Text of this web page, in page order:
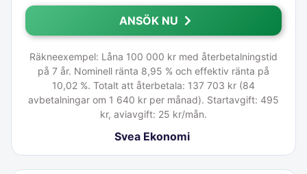
ANSÖK NU
Räkneexempel: Låna 100 000 kr med återbetalningstid
på 7 år. Nominell ränta 8,95 % och effektiv ränta på
10,02 %. Totalt att återbetala: 137 703 kr (84
avbetalningar om 1 640 kr per månad). Startavgift: 495
kr, aviavgift: 25 kr/mån.
Svea Ekonomi